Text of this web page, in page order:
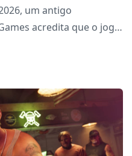
um antigo
acredita que o jogo
que trabalhou